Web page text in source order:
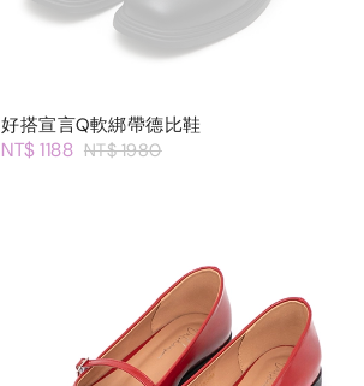
好搭宣言Q軟綁帶德比鞋
NT$ 1188 NT$ 1980